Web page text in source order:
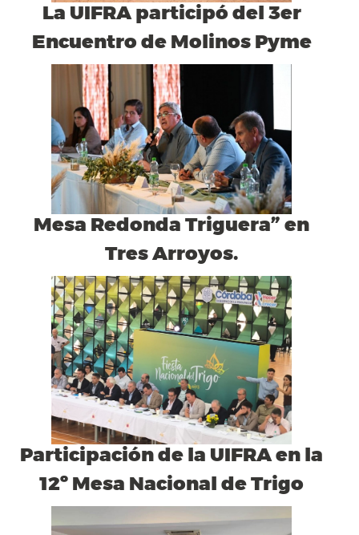
La UIFRA participó del 3er
Encuentro de Molinos Pyme
Mesa Redonda Triguera” en
Tres Arroyos.
Participación de la UIFRA en la
12º Mesa Nacional de Trigo